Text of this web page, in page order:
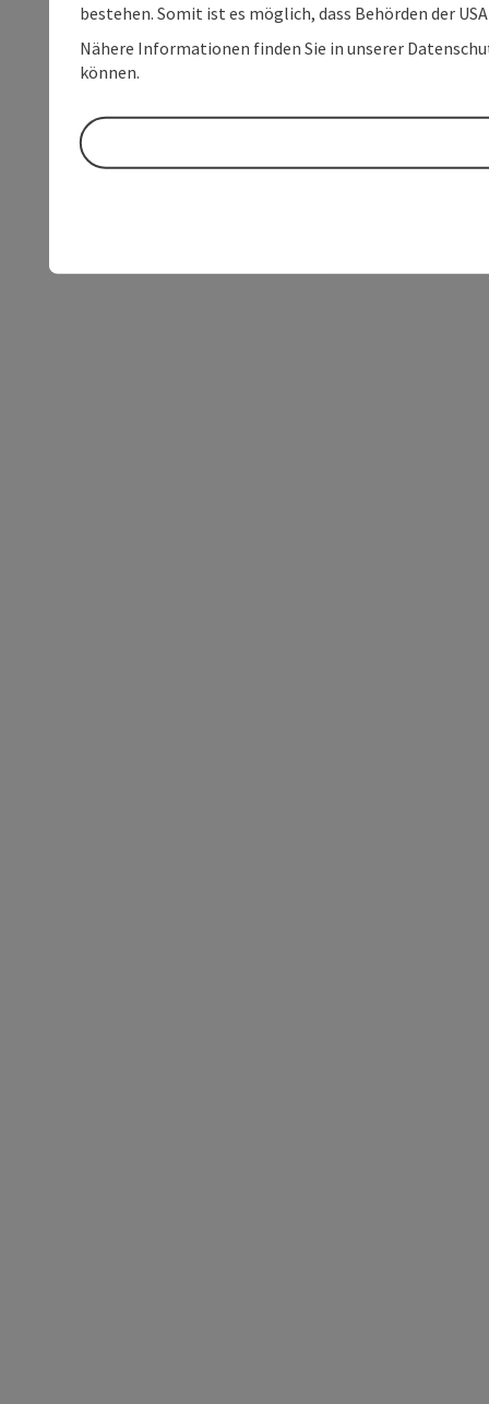
bestehen. Somit ist es möglich, dass Behörden der
Nähere Informationen finden Sie in unserer
können.